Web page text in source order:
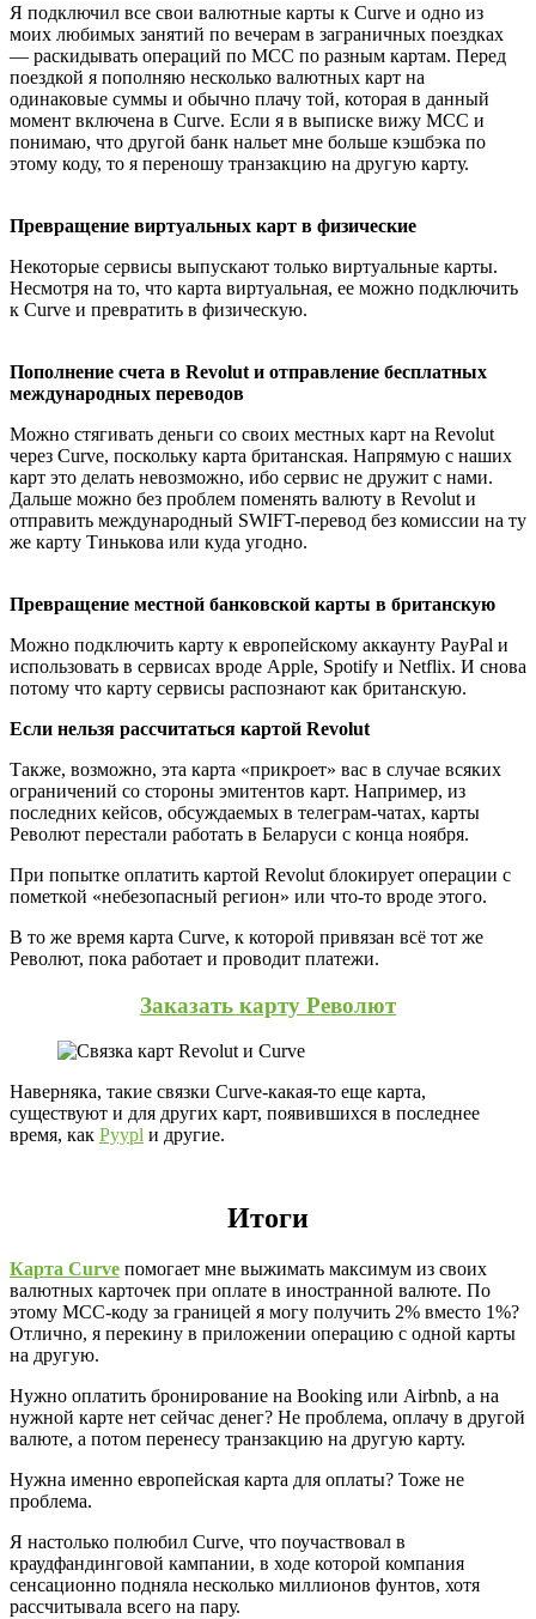
Я подключил все свои валютные карты к Curve и одно из
моих любимых занятий по вечерам в заграничных поездках
— раскидывать операций по MCC по разным картам. Перед
поездкой я пополняю несколько валютных карт на
одинаковые суммы и обычно плачу той, которая в данный
момент включена в Curve. Если я в выписке вижу MCC и
понимаю, что другой банк нальет мне больше кэшбэка по
этому коду, то я переношу транзакцию на другую карту.
Превращение виртуальных карт в физические
Некоторые сервисы выпускают только виртуальные карты.
Несмотря на то, что карта виртуальная, ее можно подключить
к Curve и превратить в физическую.
Пополнение счета в Revolut и отправление бесплатных
международных переводов
Можно стягивать деньги со своих местных карт на Revolut
через Curve, поскольку карта британская. Напрямую с наших
карт это делать невозможно, ибо cервис не дружит с нами.
Дальше можно без проблем поменять валюту в Revolut и
отправить международный SWIFT-перевод без комиссии на ту
же карту Тинькова или куда угодно.
Превращение местной банковской карты в британскую
Можно подключить карту к европейскому аккаунту PayPal и
использовать в сервисах вроде Apple, Spotify и Netflix. И снова
потому что карту сервисы распознают как британскую.
Если нельзя рассчитаться картой Revolut
Также, возможно, эта карта «прикроет» вас в случае всяких
ограничений со стороны эмитентов карт. Например, из
последних кейсов, обсуждаемых в телеграм-чатах, карты
Револют перестали работать в Беларуси с конца ноября.
При попытке оплатить картой Revolut блокирует операции с
пометкой «небезопасный регион» или что-то вроде этого.
В то же время карта Curve, к которой привязан всё тот же
Револют, пока работает и проводит платежи.
Заказать карту Револют
Наверняка, такие связки Curve-какая-то еще карта,
существуют и для других карт, появившихся в последнее
время, как Pyypl и другие.
Итоги
Карта Curve помогает мне выжимать максимум из своих
валютных карточек при оплате в иностранной валюте. По
этому МСС-коду за границей я могу получить 2% вместо 1%?
Отлично, я перекину в приложении операцию с одной карты
на другую.
Нужно оплатить бронирование на Booking или Airbnb, а на
нужной карте нет сейчас денег? Не проблема, оплачу в другой
валюте, а потом перенесу транзакцию на другую карту.
Нужна именно европейская карта для оплаты? Тоже не
проблема.
Я настолько полюбил Curve, что поучаствовал в
краудфандинговой кампании, в ходе которой компания
сенсационно подняла несколько миллионов фунтов, хотя
рассчитывала всего на пару.